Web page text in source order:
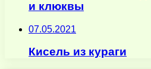
и клюквы
07.05.2021
Кисель из кураги